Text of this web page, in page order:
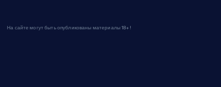
На сайте могут быть опубликованы материалы 18+!